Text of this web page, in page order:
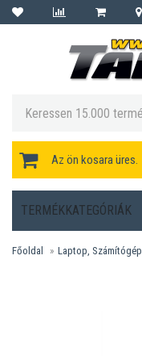
Az ön kosara üres.
TERMÉKKATEGÓRIÁK
Főoldal Laptop, Számítógép